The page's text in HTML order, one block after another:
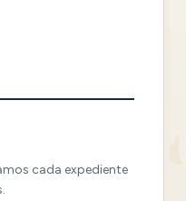
cada expediente